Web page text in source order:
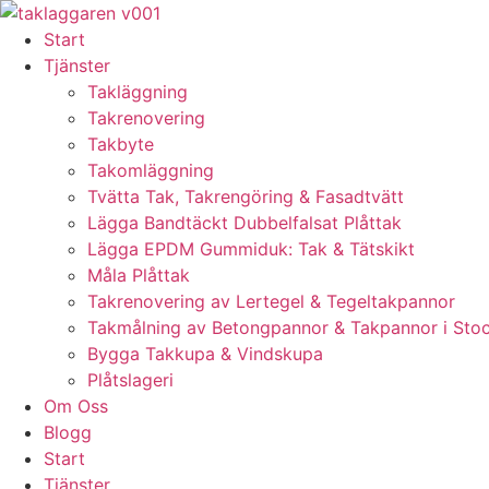
Skip
content
Start
Tjänster
Takläggning
Takrenovering
Takbyte
Takomläggning
Tvätta Tak, Takrengöring & Fasadtvätt
Lägga Bandtäckt Dubbelfalsat Plåttak
Lägga EPDM Gummiduk: Tak & Tätskikt
Måla Plåttak
Takrenovering av Lertegel & Tegeltakpannor
Takmålning av Betongpannor & Takpannor i
Bygga Takkupa & Vindskupa
Plåtslageri
Om Oss
Blogg
Start
Tjänster